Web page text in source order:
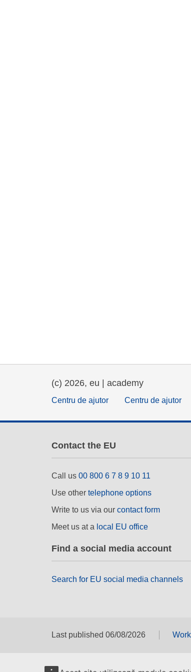
(c) 2026, eu | academy
Centru de ajutor Centru de ajutor
Contact the EU
Call us 00 800 6 7 8 9 10 11
Use other telephone options
Write to us via our contact form
Meet us at a local EU office
Find a social media account
Search for EU social media channels
Last published 06/08/2026